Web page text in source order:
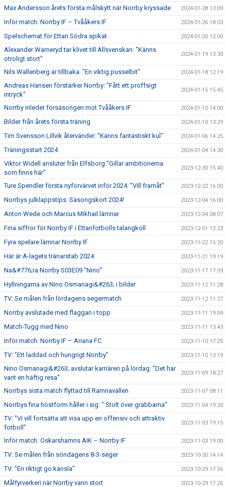
Max Andersson årets första målskytt när Norrby kryssade 2024-01-28 13:09
Inför match: Norrby IF – Tvååkers IF 2024-01-26 18:03
Spelschemat för Ettan Södra spikat 2024-01-20 12:00
Alexander Warneryd tar klivet till Allsvenskan: "Känns
otroligt stort"
2024-01-19 13:30
Nils Wallenberg är tillbaka: "En viktig pusselbit" 2024-01-18 12:19
Andreas Hansen förstärker Norrby: "Fått ett proffsigt
intryck"
2024-01-15 15:45
Norrby inleder försäsongen mot Tvååkers IF 2024-01-10 14:00
Bilder från årets första träning 2024-01-10 13:29
Tim Svensson Lillvik återvänder: "Känns fantastiskt kul" 2024-01-06 14:25
Träningsstart 2024 2024-01-04 14:30
Viktor Widell ansluter från Elfsborg "Gillar ambitionerna
som finns här"
2023-12-30 15:40
Ture Spendler första nyförvärvet inför 2024: "Vill framåt" 2023-12-22 16:00
Norrbys julklappstips: Säsongskort 2024! 2023-12-04 16:00
Anton Wede och Marcus Mikhail lämnar 2023-12-04 08:07
Fina siffror för Norrby IF i Ettanfotbolls talangkoll 2023-12-01 12:23
Fyra spelare lämnar Norrby IF 2023-11-22 15:20
Här är A-lagets tränarstab 2024 2023-11-21 19:19
Na&#776;ra Norrby S03E09 "Nino" 2023-11-17 17:59
Hyllningarna av Nino Osmanagi&#263; i bilder 2023-11-12 11:28
TV: Se målen från lördagens segermatch 2023-11-12 11:27
Norrby avslutade med flaggan i topp 2023-11-11 19:04
Match-Tugg med Nino 2023-11-11 13:43
Inför match: Norrby IF – Ariana FC 2023-11-10 17:25
TV: ”Ett laddad och hungrigt Norrby” 2023-11-10 13:19
Nino Osmanagi&#263; avslutar karriären på lördag: "Det har
varit en häftig resa"
2023-11-09 18:27
Norrbys sista match flyttad till Ramnavallen 2023-11-07 08:11
Norrbys fina höstform håller i sig: " Stolt över grabbarna" 2023-11-04 19:20
TV: ”Vi vill fortsätta att visa upp en offensiv och attraktiv
fotboll”
2023-11-03 19:15
Inför match: Oskarshamns AIK – Norrby IF 2023-11-03 19:00
TV: Se målen från söndagens 8-3-seger 2023-10-30 14:14
TV: "En riktigt go känsla" 2023-10-29 17:56
Målfyrverkeri när Norrby vann stort 2023-10-29 17:26